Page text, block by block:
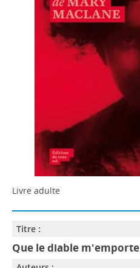
Livre adulte
Titre :
Que le diable m'emporte